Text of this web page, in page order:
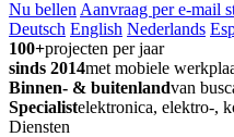
Nu bellen Aanvraag per e-mail
Deutsch English Nederlands
100+projecten per jaar
sinds 2014met mobiele
Binnen- & buitenlandvan
Specialistelektronica, elektro-,
Diensten